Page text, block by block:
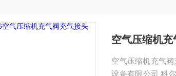
空气压缩机
空气压缩机充气阀充气接头 MCH充气接头(coltrisub压缩
设备有限公司 科尔奇MCH系列各类充气接头（消防/潜水） 产品名称: 科尔奇MCH系列